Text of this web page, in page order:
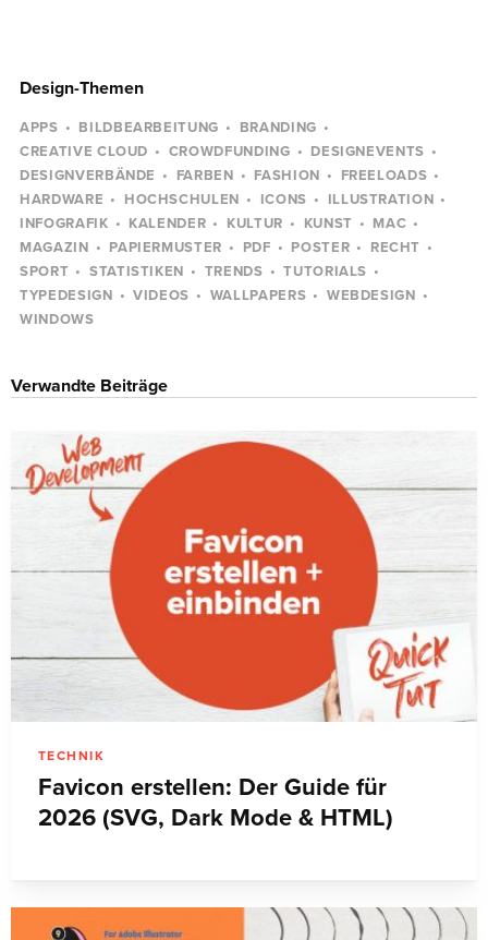
Design-Themen
APPS BILDBEARBEITUNG
BRANDING
CREATIVE CLOUD
CROWDFUNDING
DESIGNEVENTS
DESIGNVERBÄNDE
FARBEN FASHION
FREELOADS
HARDWARE
HOCHSCHULEN ICONS
ILLUSTRATION
INFOGRAFIK
KALENDER KULTUR KUNST
MAC
MAGAZIN
PAPIERMUSTER PDF POSTER
RECHT
SPORT
STATISTIKEN TRENDS
TUTORIALS
TYPEDESIGN
VIDEOS WALLPAPERS
WEBDESIGN
WINDOWS
Verwandte Beiträge
TECHNIK
Favicon erstellen: Der Guide für
2026 (SVG, Dark Mode & HTML)